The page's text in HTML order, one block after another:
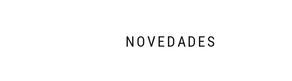
NOVEDADES